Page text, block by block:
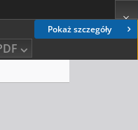
Pokaż szczegóły